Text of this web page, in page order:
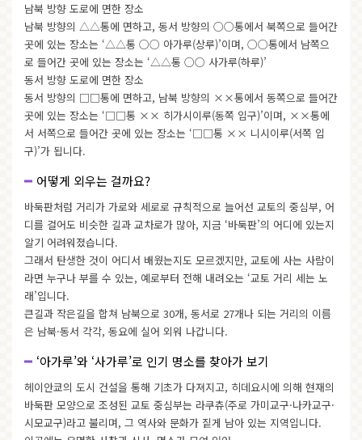
남북 방향 도로에 면한 장소
남북 방향의 △△통에 면하고, 동서 방향의 ○○통에서 북쪽으로 들어간
곳에 있는 장소는 ‘△△통 ○○ 아가루(상루)’이며, ○○통에서 남쪽으
로 들어간 곳에 있는 장소는 ‘△△통 ○○ 사가루(하루)’
동서 방향 도로에 면한 장소
동서 방향의 □□통에 면하고, 남북 방향의 ××통에서 동쪽으로 들어간
곳에 있는 장소는 ‘□□통 ×× 히가시이루(동쪽 입구)’이며, ××통에
서 서쪽으로 들어간 곳에 있는 장소는 ‘□□통 ×× 니시이루(서쪽 입
구)’가 됩니다.
어떻게 외우는 걸까요?
바둑판처럼 거리가 가로와 세로로 규칙적으로 늘어선 교토의 중심부, 어
디를 걸어도 비슷한 길과 교차로가 많아, 지금 ‘바둑판’의 어디에 있는지
알기 어려워졌습니다.
그래서 탄생한 것이 어디서 배웠는지도 모르겠지만, 교토에 사는 사람이
라면 누구나 부를 수 있는, 예로부터 전해 내려오는 ‘교토 거리 세는 노
래’입니다.
큰길과 작은길을 합쳐 남북으로 30개, 동서로 27개나 되는 거리의 이름
은 남북·동서 각각, 동요에 실어 외워 나갑니다.
‘아가루’와 ‘사가루’로 인기 명소를 찾아가 보기
헤이안쿄의 도시 건설을 통해 기초가 다져지고, 히데요시에 의해 현재의
바둑판 모양으로 조성된 교토 중심부는 라쿠츄(주로 가미교구·나카교구·
시모교구)라고 불리며, 그 역사와 문화가 짙게 남아 있는 지역입니다.